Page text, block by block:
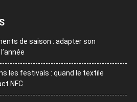
de saison : adapter son
les festivals : quand le textile
NFC